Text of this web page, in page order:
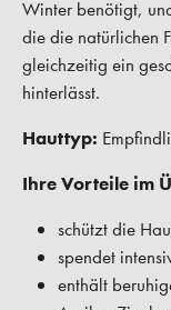
Winter benötigt,
die die natürlichen
gleichzeitig ein
hinterlässt.
Hauttyp:
Ihre Vorteile im
schützt die
spendet
enthält